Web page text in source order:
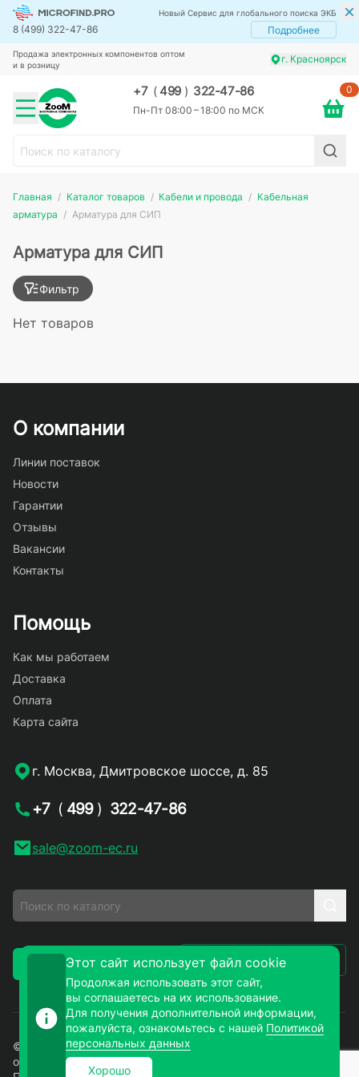
Новый Сервис для глобального поиска ЭКБ
8 (499) 322-47-86 Подробнее
Продажа электронных компонентов оптом
и в розницу
г. Красноярск
+7 (499 ) 322-47-86
Пн-Пт 08:00 – 18:00 по МСК
0
Главная Каталог товаров Кабели и провода
Кабельная
арматура
Арматура для СИП
Арматура для СИП
Фильтр
Нет товаров
О компании
Линии поставок
Новости
Гарантии
Отзывы
Вакансии
Контакты
Помощь
Как мы работаем
Доставка
Оплата
Карта сайта
г. Москва, Дмитровское шоссе, д. 85
+7 ( 499 ) 322-47-86
sale@zoom-ec.ru
Заказать звонок Написать письмо
© 2026. ЗУМ-СМД – продажа электронных компонентов
оптом и в розницу. Все права защищены.
Этот сайт использует файл cookie
Продолжая использовать этот сайт,
вы соглашаетесь на их использование.
Для получения дополнительной информации,
пожалуйста, ознакомьтесь с нашей Политикой
персональных данных
Хорошо